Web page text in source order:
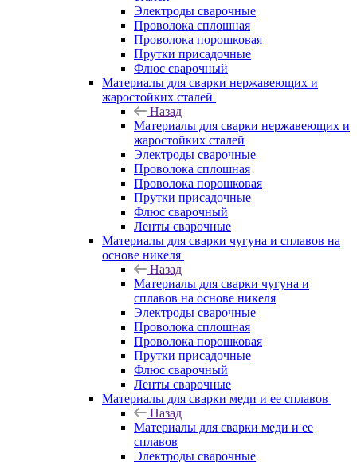
Электроды сварочные
Проволока сплошная
Проволока порошковая
Прутки присадочные
Флюс сварочный
Материалы для сварки нержавеющих и
жаростойких сталей
Назад
Материалы для сварки нержавеющих и
жаростойких сталей
Электроды сварочные
Проволока сплошная
Проволока порошковая
Прутки присадочные
Флюс сварочный
Ленты сварочные
Материалы для сварки чугуна и сплавов на
основе никеля
Назад
Материалы для сварки чугуна и
сплавов на основе никеля
Электроды сварочные
Проволока сплошная
Проволока порошковая
Прутки присадочные
Флюс сварочный
Ленты сварочные
Материалы для сварки меди и ее сплавов
Назад
Материалы для сварки меди и ее
сплавов
Электроды сварочные